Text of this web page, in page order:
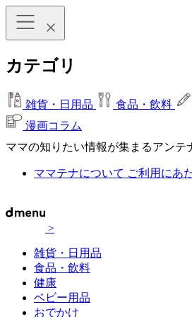
カテゴリ
雑貨・日用品 食品・飲料
漫画コラム
ママの知りたい情報が集まるアンテ
ママテナについて ご利用にあ
>
雑貨・日用品
食品・飲料
健康
ベビー用品
おでかけ